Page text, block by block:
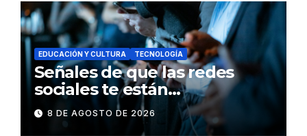
EDUCACIÓN Y CULTURA TECNOLOGÍA
Señales de que las redes
sociales te están
consumiendo
8 DE AGOSTO DE 2026